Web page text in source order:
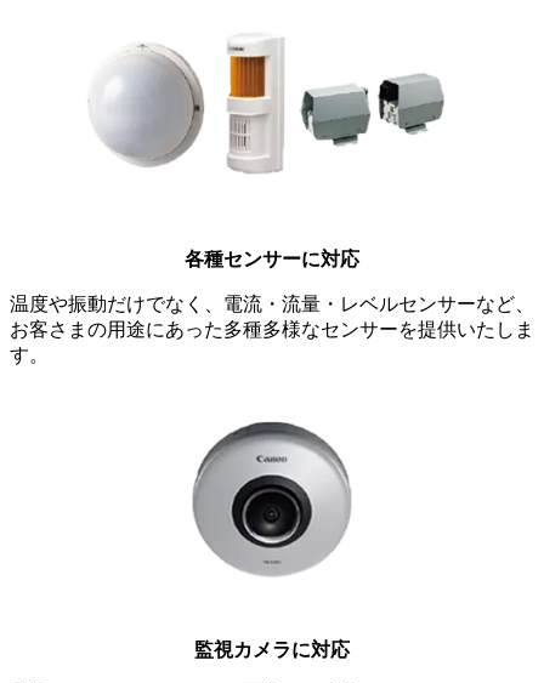
各種センサーに対応
温度や振動だけでなく、電流・流量・レベルセンサーなど、
お客さまの用途にあった多種多様なセンサーを提供いたしま
す。
監視カメラに対応